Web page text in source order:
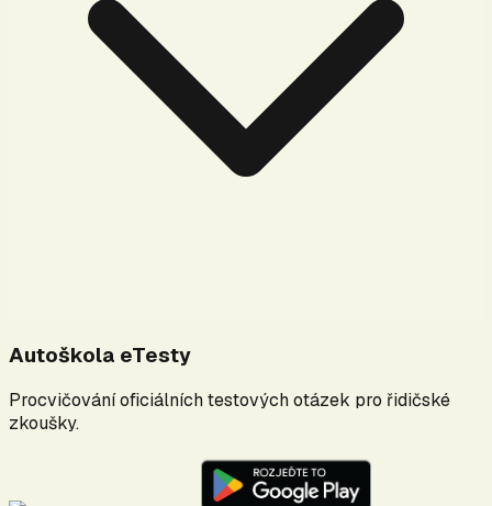
Autoškola eTesty
Procvičování oficiálních testových otázek pro řidičské
zkoušky.